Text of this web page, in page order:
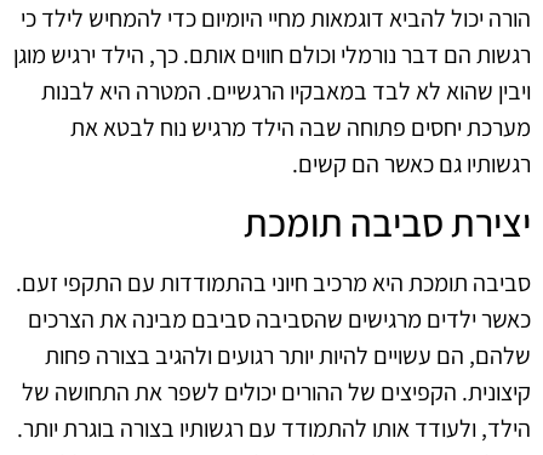
הורה יכול להביא דוגמאות מחיי היומיום כדי להמחיש לילד כי
רגשות הם דבר נורמלי וכולם חווים אותם. כך, הילד ירגיש מוגן
ויבין שהוא לא לבד במאבקיו הרגשיים. המטרה היא לבנות
מערכת יחסים פתוחה שבה הילד מרגיש נוח לבטא את
רגשותיו גם כאשר הם קשים.
יצירת סביבה תומכת
סביבה תומכת היא מרכיב חיוני בהתמודדות עם התקפי זעם.
כאשר ילדים מרגישים שהסביבה סביבם מבינה את הצרכים
שלהם, הם עשויים להיות יותר רגועים ולהגיב בצורה פחות
קיצונית. הקפיצים של ההורים יכולים לשפר את התחושה של
הילד, ולעודד אותו להתמודד עם רגשותיו בצורה בוגרת יותר.